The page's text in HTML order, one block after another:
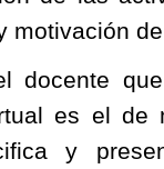
motivación
docente
es el de
y